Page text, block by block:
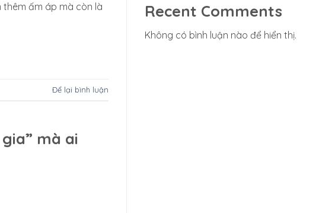
ấm áp mà còn là
Để lại bình luận
mà ai
Recent Comments
Không có bình luận nào để hiển thị.